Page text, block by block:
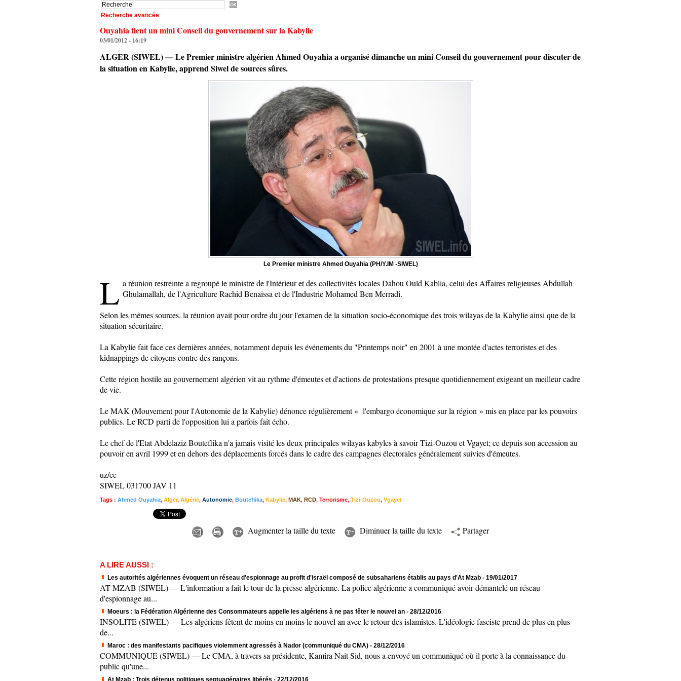
Recherche avancée
Ouyahia tient un mini Conseil du gouvernement sur la Kabylie
03/01/2012 - 16:19
ALGER (SIWEL) — Le Premier ministre algérien Ahmed Ouyahia a organisé dimanche un mini Conseil du gouvernement pour discuter de
la situation en Kabylie, apprend Siwel de sources sûres.
Le Premier ministre Ahmed Ouyahia (PH/Y.IM -SIWEL)
L a réunion restreinte a regroupé le ministre de l'Intérieur et des collectivités locales Dahou Ould Kablia, celui des Affaires religieuses Abdullah
Ghulamallah, de l'Agriculture Rachid Benaissa et de l'Industrie Mohamed Ben Merradi.
Selon les mêmes sources, la réunion avait pour ordre du jour l'examen de la situation socio-économique des trois wilayas de la Kabylie ainsi que de la
situation sécuritaire.
La Kabylie fait face ces dernières années, notamment depuis les événements du "Printemps noir" en 2001 à une montée d'actes terroristes et des
kidnappings de citoyens contre des rançons.
Cette région hostile au gouvernement algérien vit au rythme d'émeutes et d'actions de protestations presque quotidiennement exigeant un meilleur cadre
de vie.
Le MAK (Mouvement pour l'Autonomie de la Kabylie) dénonce régulièrement« l'embargo économique sur la région » mis en place par les pouvoirs
publics. Le RCD parti de l'opposition lui a parfois fait écho.
Le chef de l'Etat Abdelaziz Bouteflika n'a jamais visité les deux principales wilayas kabyles à savoir Tizi-Ouzou et Vgayet; ce depuis son accession au
pouvoir en avril 1999 et en dehors des déplacements forcés dans le cadre des campagnes électorales généralement suivies d'émeutes.
uz/cc
SIWEL 031700 JAV 11
Tags : Ahmed Ouyahia, Alger, Algérie, Autonomie, Bouteflika, Kabylie, MAK, RCD, Terrorisme, Tizi-Ouzou, Vgayet
Augmenter la taille du texte Diminuer la taille du texte Partager
A LIRE AUSSI :
Les autorités algériennes évoquent un réseau d'espionnage au profit d'israël composé de subsahariens établis au pays d'At Mzab - 19/01/2017
AT MZAB (SIWEL) — L'information a fait le tour de la presse algérienne. La police algérienne a communiqué avoir démantelé un réseau
d'espionnage au...
Moeurs : la Fédération Algérienne des Consommateurs appelle les algériens à ne pas fêter le nouvel an - 28/12/2016
INSOLITE (SIWEL) — Les algériens fêtent de moins en moins le nouvel an avec le retour des islamistes. L'idéologie fasciste prend de plus en plus
de...
Maroc : des manifestants pacifiques violemment agressés à Nador (communiqué du CMA) - 28/12/2016
COMMUNIQUE (SIWEL) — Le CMA, à travers sa présidente, Kamira Nait Sid, nous a envoyé un communiqué où il porte à la connaissance du
public qu'une...
At Mzab : Trois détenus politiques septuagénaires libérés - 22/12/2016